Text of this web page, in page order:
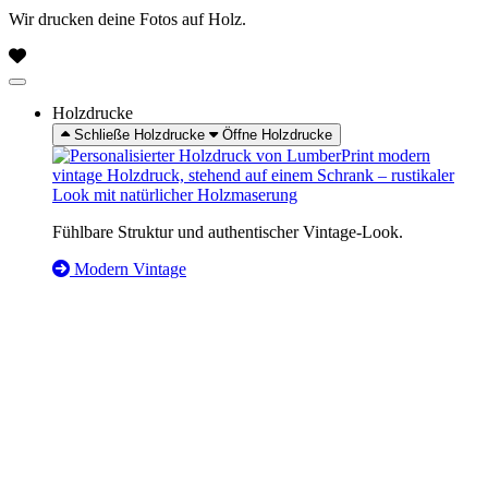
Wir drucken deine Fotos auf Holz.
Holzdrucke
Schließe Holzdrucke Öffne Holzdrucke
Fühlbare Struktur und authentischer Vintage-Look.
Modern Vintage